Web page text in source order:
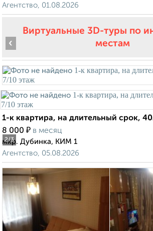
Агентство, 01.08.2026
Виртуальные 3D-туры по
местам
2/3
‹
1-к квартира, на длительный срок,
8 000 ₽ в месяц
мкр. Дубинка, КИМ 1
Агентство, 05.08.2026